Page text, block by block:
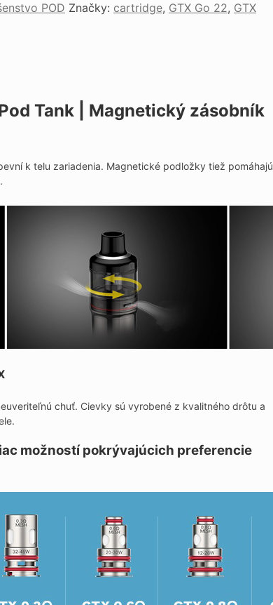
POD Značky: cartridge, GTX Go 22, GTX
Tank | Magnetický zásobník
k telu zariadenia. Magnetické podložky tiež pomáhajú
chuť. Cievky sú vyrobené z kvalitného drôtu a
možností pokrývajúcich preferencie